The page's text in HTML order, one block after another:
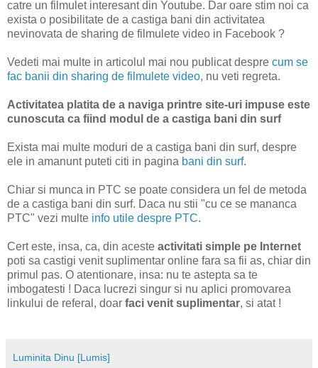
catre un filmulet interesant din Youtube. Dar oare stim noi ca
exista o posibilitate de a castiga bani din activitatea
nevinovata de sharing de filmulete video in Facebook ?
Vedeti mai multe in articolul mai nou publicat despre cum se
fac banii din sharing de filmulete video, nu veti regreta.
Activitatea platita de a naviga printre site-uri impuse este
cunoscuta ca fiind modul de a castiga bani din surf
Exista mai multe moduri de a castiga bani din surf, despre
ele in amanunt puteti citi in pagina bani din surf.
Chiar si munca in PTC se poate considera un fel de metoda
de a castiga bani din surf. Daca nu stii "cu ce se mananca
PTC" vezi multe info utile despre PTC.
Cert este, insa, ca, din aceste activitati simple pe Internet
poti sa castigi venit suplimentar online fara sa fii as, chiar din
primul pas. O atentionare, insa: nu te astepta sa te
imbogatesti ! Daca lucrezi singur si nu aplici promovarea
linkului de referal, doar faci venit suplimentar, si atat !
Luminita Dinu [Lumis]